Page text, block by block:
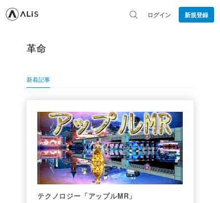
ログイン 新規登録
革命
新着記事
テクノロジー「アップルMR」